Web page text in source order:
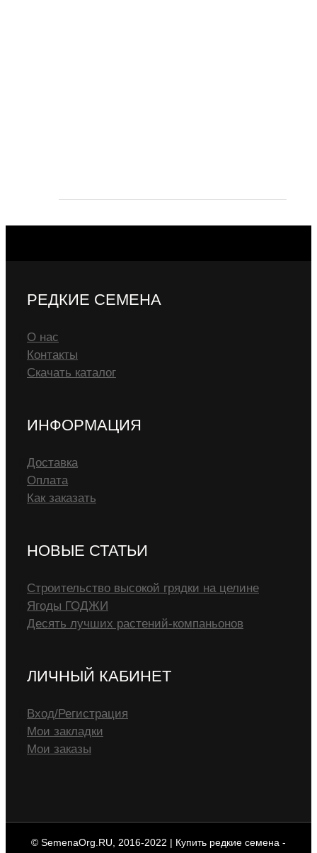
РЕДКИЕ СЕМЕНА
О нас
Контакты
Скачать каталог
ИНФОРМАЦИЯ
Доставка
Оплата
Как заказать
НОВЫЕ СТАТЬИ
Строительство высокой грядки на целине
Ягоды ГОДЖИ
Десять лучших растений-компаньонов
ЛИЧНЫЙ КАБИНЕТ
Вход/Регистрация
Мои закладки
Мои заказы
© SemenaOrg.RU, 2016-2022 | Купить редкие семена -